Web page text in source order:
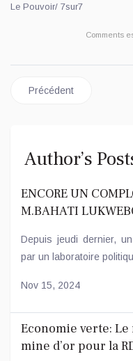
Le Pouvoir/ 7sur7
Comments
Article précédent :
Précédent
Author’s
ENCORE UN
M.BAHATI
Depuis jeudi dernier,
par un laboratoire
Nov 15, 2024
Economie verte: Le
mine d’or pour la